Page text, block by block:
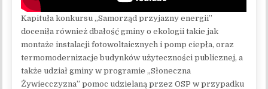
Kapituła konkursu „Samorząd przyjazny energii”
doceniła również dbałość gminy o ekologii takie jak
montaże instalacji fotowoltaicznych i pomp ciepła, oraz
termomodernizacje budynków użyteczności publicznej, a
także udział gminy w programie „Słoneczna
Żywiecczyzna” pomoc udzielaną przez OSP w przypadku